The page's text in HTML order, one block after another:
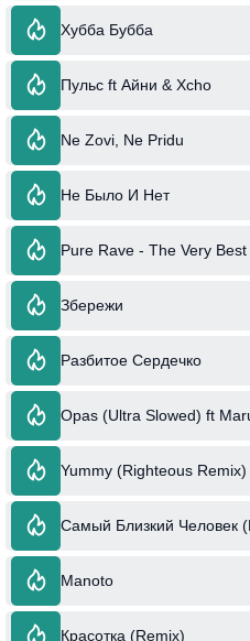
Хубба Бубба
Пульс ft Айни & Xcho
Ne Zovi, Ne Pridu
Не Было И Нет
Pure Rave - The Very
Збережи
Разбитое Сердечко
Opas (Ultra Slowed) ft
Yummy (Righteous
Самый Близкий Человек
Manoto
Красотка (Remix)